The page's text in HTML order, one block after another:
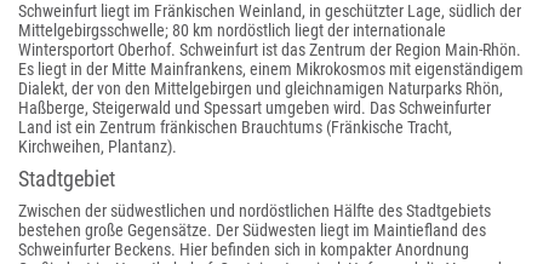
Schweinfurt liegt im Fränkischen Weinland, in geschützter Lage, südlich der
Mittelgebirgsschwelle; 80 km nordöstlich liegt der internationale
Wintersportort Oberhof. Schweinfurt ist das Zentrum der Region Main-Rhön.
Es liegt in der Mitte Mainfrankens, einem Mikrokosmos mit eigenständigem
Dialekt, der von den Mittelgebirgen und gleichnamigen Naturparks Rhön,
Haßberge, Steigerwald und Spessart umgeben wird. Das Schweinfurter
Land ist ein Zentrum fränkischen Brauchtums (Fränkische Tracht,
Kirchweihen, Plantanz).
Stadtgebiet
Zwischen der südwestlichen und nordöstlichen Hälfte des Stadtgebiets
bestehen große Gegensätze. Der Südwesten liegt im Maintiefland des
Schweinfurter Beckens. Hier befinden sich in kompakter Anordnung